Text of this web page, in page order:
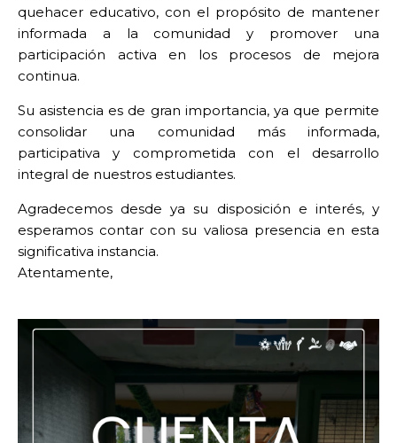
quehacer educativo, con el propósito de mantener
informada a la comunidad y promover una
participación activa en los procesos de mejora
continua.
Su asistencia es de gran importancia, ya que permite
consolidar una comunidad más informada,
participativa y comprometida con el desarrollo
integral de nuestros estudiantes.
Agradecemos desde ya su disposición e interés, y
esperamos contar con su valiosa presencia en esta
significativa instancia.
Atentamente,